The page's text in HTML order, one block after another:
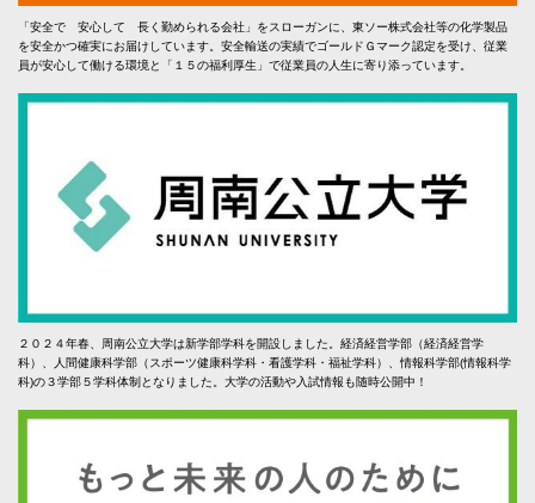
「安全で 安心して 長く勤められる会社」をスローガンに、東ソー株式会社等の化学製品
を安全かつ確実にお届けしています。安全輸送の実績でゴールドＧマーク認定を受け、従業
員が安心して働ける環境と「１５の福利厚生」で従業員の人生に寄り添っています。
２０２４年春、周南公立大学は新学部学科を開設しました。経済経営学部（経済経営学
科）、人間健康科学部（スポーツ健康科学科・看護学科・福祉学科）、情報科学部(情報科学
科)の３学部５学科体制となりました。大学の活動や入試情報も随時公開中！